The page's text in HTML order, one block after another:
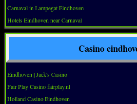
Carnaval in Lampegat Eindhoven
Hotels Eindhoven near Carnaval
Casino
Eindhoven | Jack's Casino
Fair Play Casino fairplay.nl
Holland Casino Eindhoven